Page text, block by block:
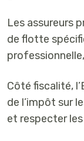
Les assureurs
de flotte
Côté fiscalité,
de l’impôt sur
et respecter